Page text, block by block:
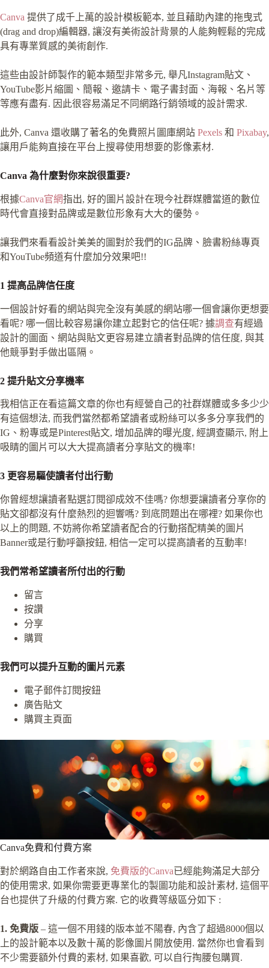
Canva 提供了成千上萬的設計模板範本, 並且藉助內建的拖曳式
(drag and drop)編輯器, 讓沒有美術設計背景的人能夠輕鬆的完成
具有專業質感的美術創作.
這些由設計師製作的範本類型非常多元, 舉凡Instagram貼文、
YouTube影片縮圖、簡報、邀請卡、電子書封面、海報、名片等
等應有盡有. 因此很容易滿足不同網路行銷領域的設計需求.
此外, Canva 還收購了著名的免費照片圖庫網站 Pexels 和 Pixabay,
讓用戶能夠直接在平台上搜尋使用想要的影像素材.
Canva 為什麼對你來說很重要?
根據Canva官網指出, 好的圖片設計在現今社群媒體當道的數位
時代會直接對品牌或是數位形象有大大的優勢。
讓我們來看看設計美美的圖對於我們的IG品牌、臉書粉絲專頁
和YouTube頻道有什麼加分效果吧!!
1 提高品牌信任度
一個設計好看的網站與完全沒有美感的網站哪一個會讓你更想要
看呢? 哪一個比較容易讓你建立起對它的信任呢? 據調查有經過
設計的圖面、網站與貼文更容易建立讀者對品牌的信任度, 與其
他競爭對手做出區隔。
2 提升貼文分享機率
我相信正在看這篇文章的你也有經營自己的社群媒體或多多少少
有這個想法, 而我們當然都希望讀者或粉絲可以多多分享我們的
IG、粉專或是Pinterest貼文, 增加品牌的曝光度, 經調查顯示, 附上
吸睛的圖片可以大大提高讀者分享貼文的機率!
3 更容易驅使讀者付出行動
你曾經想讓讀者點選訂閱卻成效不佳嗎? 你想要讓讀者分享你的
貼文卻都沒有什麼熱烈的迴響嗎? 到底問題出在哪裡? 如果你也
以上的問題, 不妨將你希望讀者配合的行動搭配精美的圖片
Banner或是行動呼籲按鈕, 相信一定可以提高讀者的互動率!
我們常希望讀者所付出的行動
留言
按讚
分享
購買
我們可以提升互動的圖片元素
電子郵件訂閱按鈕
廣告貼文
購買主頁面
Canva免費和付費方案
對於網路自由工作者來說, 免費版的Canva已經能夠滿足大部分
的使用需求, 如果你需要更專業化的製圖功能和設計素材, 這個平
台也提供了升級的付費方案. 它的收費等級區分如下 :
1. 免費版 – 這一個不用錢的版本並不陽春, 內含了超過8000個以
上的設計範本以及數十萬的影像圖片開放使用. 當然你也會看到
不少需要額外付費的素材, 如果喜歡, 可以自行掏腰包購買.